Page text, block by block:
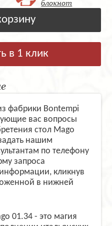
блокнот
в 1 клик
фабрики Bontempi
вас вопросы
стол Mago
нашим
по телефону
запроса
кликнув
в нижней
01.34 - это магия